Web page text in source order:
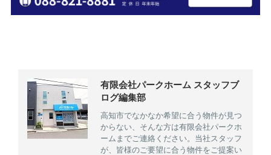
有限会社パークホーム スタッフブ
ログ編集部
高知市でなかなか希望に合う物件が見つ
からない、そんな方は有限会社パークホ
ームまでご連絡ください。当社スタッフ
が、皆様のご要望に合う物件をご提案い